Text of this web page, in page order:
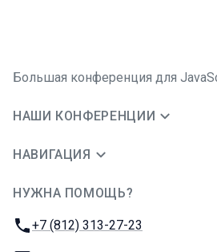
Большая конференция для
НАШИ КОНФЕРЕНЦИИ
НАВИГАЦИЯ
НУЖНА ПОМОЩЬ?
Телефон:
+7 (812) 313-27-23